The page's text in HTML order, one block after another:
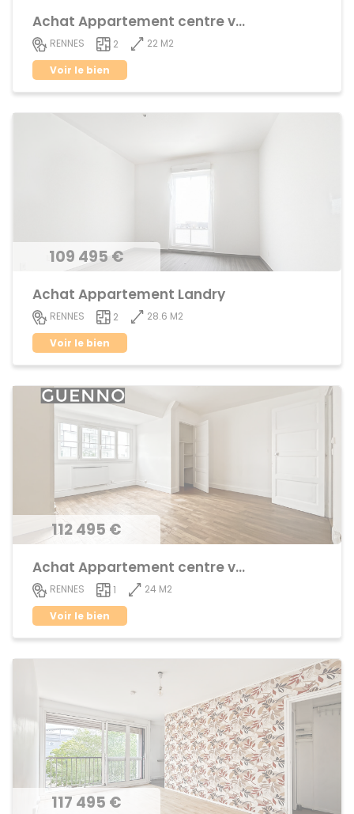
Achat Appartement centre ville
RENNES 2
22 M2
Voir le bien
109 495 €
Achat Appartement Landry
RENNES 2
28.6 M2
Voir le bien
112 495 €
Achat Appartement centre ville
RENNES 1
24 M2
Voir le bien
117 495 €